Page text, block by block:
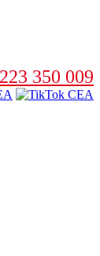
223 350 009